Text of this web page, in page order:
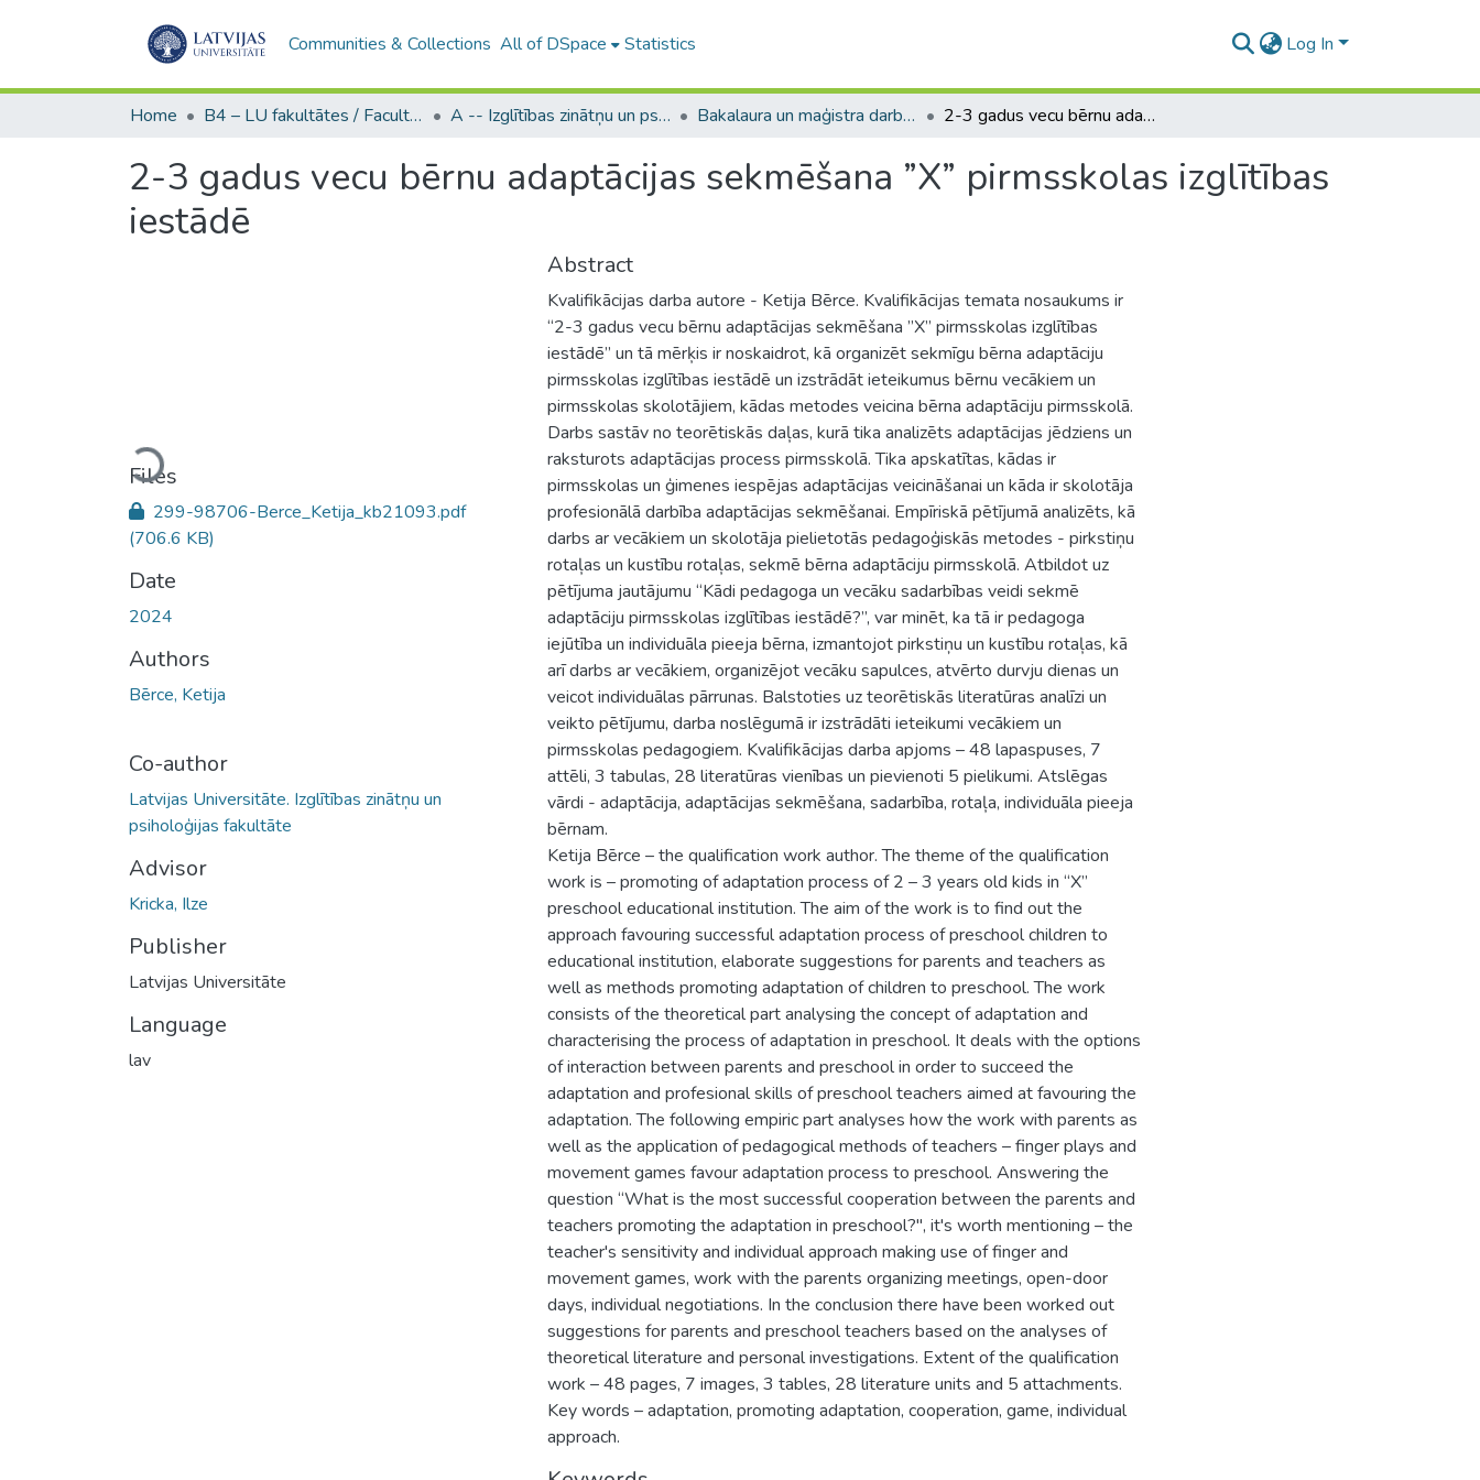
Communities & Collections All of DSpace Statistics Log In
Home B4 – LU fakultātes / Faculties of the UL A -- Izglītības zinātņu un psiholoģijas fakultāte / Faculty of Education Sciences and Psychology Bakalaura un maģistra darbi (PPMF) / Bachelor's and Master's theses 2-3 gadus vecu bērnu adaptācijas sekmēšana ”X” pirmsskolas izglītības iestādē
2-3 gadus vecu bērnu adaptācijas sekmēšana ”X” pirmsskolas izglītības
iestādē
Loading...
Files
299-98706-Berce_Ketija_kb21093.pdf
(706.6 KB)
Date
2024
Authors
Bērce, Ketija
Co-author
Latvijas Universitāte. Izglītības zinātņu un
psiholoģijas fakultāte
Advisor
Kricka, Ilze
Publisher
Latvijas Universitāte
Language
lav
Abstract
Kvalifikācijas darba autore - Ketija Bērce. Kvalifikācijas temata nosaukums ir
“2-3 gadus vecu bērnu adaptācijas sekmēšana ”X” pirmsskolas izglītības
iestādē” un tā mērķis ir noskaidrot, kā organizēt sekmīgu bērna adaptāciju
pirmsskolas izglītības iestādē un izstrādāt ieteikumus bērnu vecākiem un
pirmsskolas skolotājiem, kādas metodes veicina bērna adaptāciju pirmsskolā.
Darbs sastāv no teorētiskās daļas, kurā tika analizēts adaptācijas jēdziens un
raksturots adaptācijas process pirmsskolā. Tika apskatītas, kādas ir
pirmsskolas un ģimenes iespējas adaptācijas veicināšanai un kāda ir skolotāja
profesionālā darbība adaptācijas sekmēšanai. Empīriskā pētījumā analizēts, kā
darbs ar vecākiem un skolotāja pielietotās pedagoģiskās metodes - pirkstiņu
rotaļas un kustību rotaļas, sekmē bērna adaptāciju pirmsskolā. Atbildot uz
pētījuma jautājumu “Kādi pedagoga un vecāku sadarbības veidi sekmē
adaptāciju pirmsskolas izglītības iestādē?”, var minēt, ka tā ir pedagoga
iejūtība un individuāla pieeja bērna, izmantojot pirkstiņu un kustību rotaļas, kā
arī darbs ar vecākiem, organizējot vecāku sapulces, atvērto durvju dienas un
veicot individuālas pārrunas. Balstoties uz teorētiskās literatūras analīzi un
veikto pētījumu, darba noslēgumā ir izstrādāti ieteikumi vecākiem un
pirmsskolas pedagogiem. Kvalifikācijas darba apjoms – 48 lapaspuses, 7
attēli, 3 tabulas, 28 literatūras vienības un pievienoti 5 pielikumi. Atslēgas
vārdi - adaptācija, adaptācijas sekmēšana, sadarbība, rotaļa, individuāla pieeja
bērnam.
Ketija Bērce – the qualification work author. The theme of the qualification
work is – promoting of adaptation process of 2 – 3 years old kids in “X”
preschool educational institution. The aim of the work is to find out the
approach favouring successful adaptation process of preschool children to
educational institution, elaborate suggestions for parents and teachers as
well as methods promoting adaptation of children to preschool. The work
consists of the theoretical part analysing the concept of adaptation and
characterising the process of adaptation in preschool. It deals with the options
of interaction between parents and preschool in order to succeed the
adaptation and profesional skills of preschool teachers aimed at favouring the
adaptation. The following empiric part analyses how the work with parents as
well as the application of pedagogical methods of teachers – finger plays and
movement games favour adaptation process to preschool. Answering the
question “What is the most successful cooperation between the parents and
teachers promoting the adaptation in preschool?'', it's worth mentioning – the
teacher's sensitivity and individual approach making use of finger and
movement games, work with the parents organizing meetings, open-door
days, individual negotiations. In the conclusion there have been worked out
suggestions for parents and preschool teachers based on the analyses of
theoretical literature and personal investigations. Extent of the qualification
work – 48 pages, 7 images, 3 tables, 28 literature units and 5 attachments.
Key words – adaptation, promoting adaptation, cooperation, game, individual
approach.